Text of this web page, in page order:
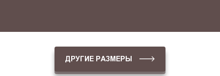
ДРУГИЕ РАЗМЕРЫ